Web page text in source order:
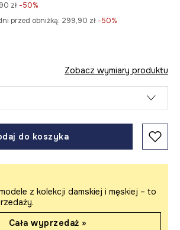
zł -50%
przed obniżką: 299,90 zł -50%
Zobacz wymiary produktu
do koszyka
z kolekcji damskiej i męskiej – to
Cała wyprzedaż »